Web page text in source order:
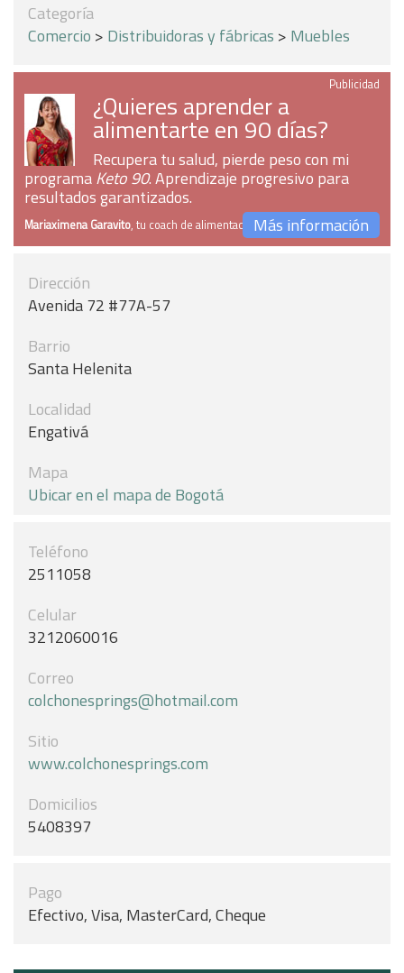
Categoría
Comercio > Distribuidoras y fábricas > Muebles
Publicidad
¿Quieres aprender a
alimentarte en 90 días?
Recupera tu salud, pierde peso con mi
programaKeto 90. Aprendizaje progresivo para
resultados garantizados.
Mariaximena Garavito, tu coach de alimentaciónMás información
Dirección
Avenida 72 #77A-57
Barrio
Santa Helenita
Localidad
Engativá
Mapa
Ubicar en el mapa de Bogotá
Teléfono
2511058
Celular
3212060016
Correo
colchonesprings@hotmail.com
Sitio
www.colchonesprings.com
Domicilios
5408397
Pago
Efectivo, Visa, MasterCard, Cheque